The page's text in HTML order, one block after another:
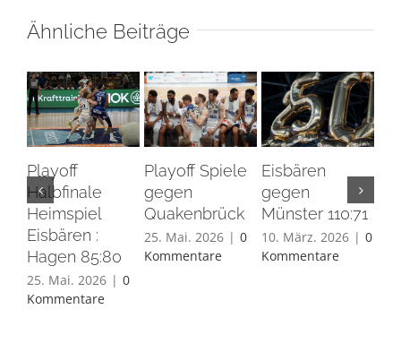
Ähnliche Beiträge
Playoff
Halbfinale
Heimspiel
Eisbären :
Hagen 85:80
25. Mai. 2026 | 0
Kommentare
Playoff Spiele
gegen
Quakenbrück
25. Mai. 2026 | 0
Kommentare
Eisbären
gegen
Münster 110:71
10. März. 2026 | 0
Kommentare